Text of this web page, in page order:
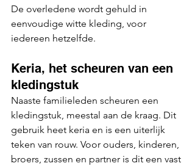
De overledene wordt gehuld in
eenvoudige witte kleding, voor
iedereen hetzelfde.
Keria, het scheuren van een
kledingstuk
Naaste familieleden scheuren een
kledingstuk, meestal aan de kraag. Dit
gebruik heet keria en is een uiterlijk
teken van rouw. Voor ouders, kinderen,
broers, zussen en partner is dit een vast